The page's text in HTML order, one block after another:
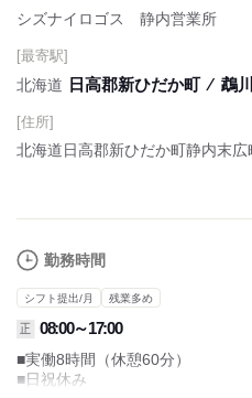
シズナイロゴス 静内営業所
[最寄駅]
北海道 日高郡新ひだか町⁄ 鵡
[住所]
北海道日高郡新ひだか町静内末広
勤務時間
シフト提出/月 残業多め
正 08:00～17:00
■実働8時間（休憩60分）
■日祝休み